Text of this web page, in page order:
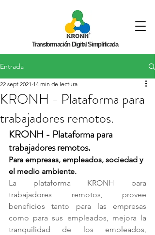
Transformación Digital Simplificada
Entrada
KRONH - Plataforma para
trabajadores remotos.
22 sept 2021 14 min de lectura
KRONH - Plataforma para
trabajadores remotos.
Para empresas, empleados, sociedad y
el medio ambiente.
La plataforma KRONH para
trabajadores remotos, provee
beneficios tanto para las empresas
como para sus empleados, mejora la
tranquilidad de los empleados,